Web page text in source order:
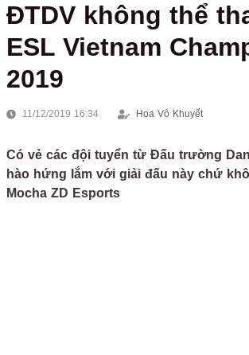
ĐTDV không thể
ESL Vietnam
2019
11/12/2019 16:34 Hoa Vô Khuyết
Có vẻ các đội tuyển từ Đấu trường
hào hứng lắm với giải đấu này chứ
Mocha ZD Esports